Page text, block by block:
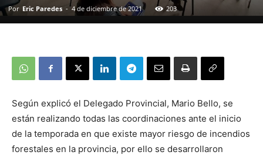
Por Eric Paredes - 4 de diciembre de 2021 203
Según explicó el Delegado Provincial, Mario Bello, se
están realizando todas las coordinaciones ante el inicio
de la temporada en que existe mayor riesgo de incendios
forestales en la provincia, por ello se desarrollaron